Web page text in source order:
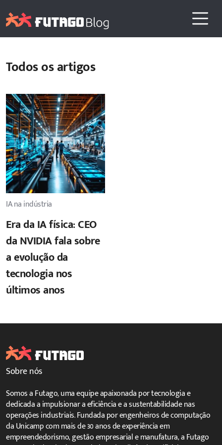
Todos os artigos
IA na indústria
Era da IA física: CEO
da NVIDIA fala sobre
a evolução da
tecnologia nos
últimos anos
Sobre nós
Somos a Futago, uma equipe apaixonada por tecnologia e
dedicada a impulsionar a eficiência e a sustentabilidade nas
operações industriais. Fundada por engenheiros de computação
da Unicamp com mais de 30 anos de experiência em
empreendedorismo, gestão empresarial e manufatura, a Futago